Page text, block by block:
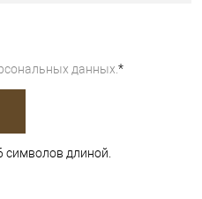
данных. *
символов длиной.